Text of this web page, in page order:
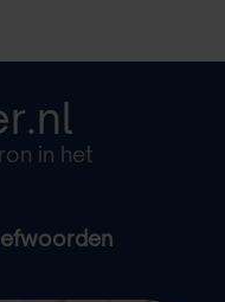
in het